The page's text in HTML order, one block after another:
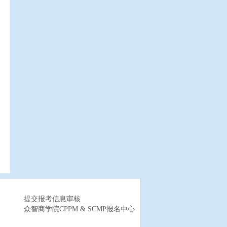
提交报考信息审核
众智商学院CPPM & SCMP报名中心